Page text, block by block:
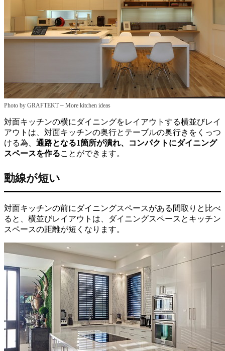
Photo by GRAFTEKT– More kitchen ideas
対面キッチンの横にダイニングをレイアウトする横並びレイ
アウトは、対面キッチンの奥行とテーブルの奥行きをくっつ
ける為、 通路となる1箇所が潰れ、コンパクトにダイニング
スペースを作ることができます。
動線が短い
対面キッチンの前にダイニングスペースがある間取りと比べ
ると、横並びレイアウトは、ダイニングスペースとキッチン
スペースの距離が短くなります。